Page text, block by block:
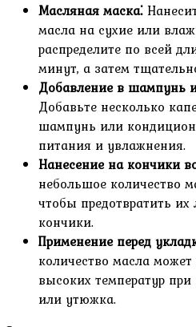
Масляная маска⁚
масла на сухие или
распределите по всей
минут‚ а затем
Добавление в шампунь
Добавьте несколько
шампунь или
питания и увлажнения.
Нанесение на кончики
небольшое количество
чтобы предотвратить
кончики.
Применение перед
количество масла
высоких температур
или утюжка.